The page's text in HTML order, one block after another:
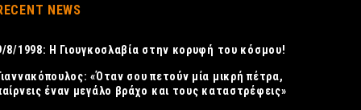
NEWS
8/1998: Η Γιουγκοσλαβία στην κορυφή του κόσμου!
«Όταν σου πετούν μία μικρή πέτρα,
έναν μεγάλο βράχο και τους καταστρέφεις»